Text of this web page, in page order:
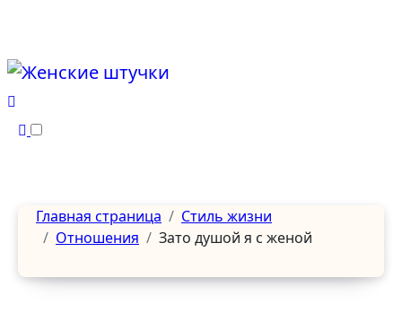
Главная страница
Стиль жизни
Отношения
Зато душой я с женой